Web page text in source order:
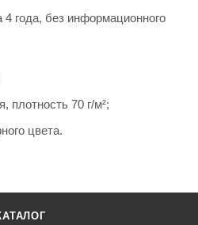
года, без информационного
плотность 70 г/м²;
цвета.